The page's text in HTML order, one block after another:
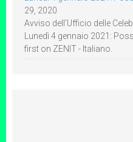
29, 2020
Avviso dell’Ufficio delle
Lunedì 4 gennaio 2021:
first on ZENIT - Italiano.